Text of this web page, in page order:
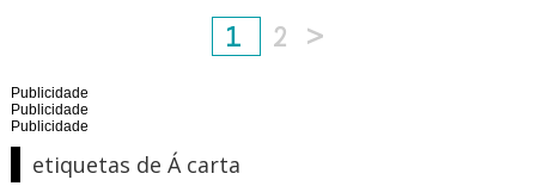
1 2 >
Publicidade
Publicidade
Publicidade
etiquetas de Á carta